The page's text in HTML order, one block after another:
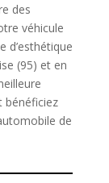
des
véhicule
d’esthétique
(95) et en
bénéficiez
de